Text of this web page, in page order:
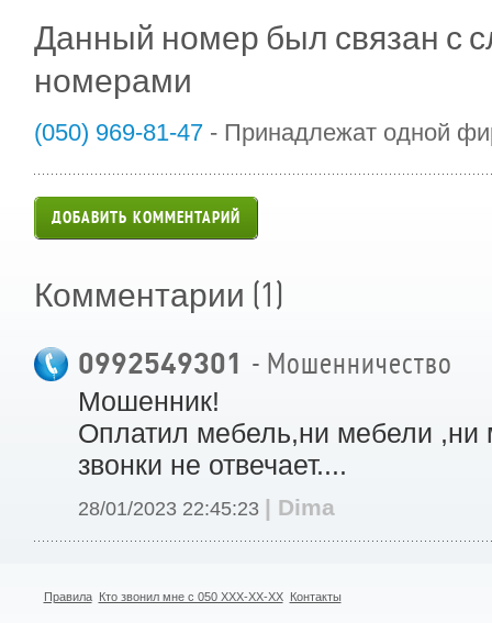
Данный номер был связан с
номерами
(050) 969-81-47 - Принадлежат одной
ДОБАВИТЬ КОММЕНТАРИЙ
Комментарии (1)
0992549301 - Мошенничество
Мошенник!
Оплатил мебель,ни мебели ,ни
звонки не отвечает....
28/01/2023 22:45:23 | Dima
Правила Кто звонил мне с 050 XXX-XX-XX Контакты